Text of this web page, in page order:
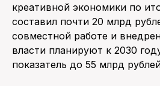
креативной экономики по
составил почти 20 млрд
совместной работе и
власти планируют к 2030
показатель до 55 млрд